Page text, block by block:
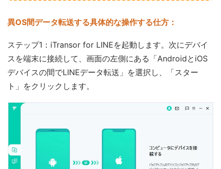
異OS間データ転送する具体的な操作する仕方：
ステップ1：iTransor for LINEを起動します。次にデバイ
スを端末に接続して、画面の左側にある「AndroidとiOS
デバイスの間でLINEデータ転送」を選択し、「スター
ト」をクリックします。